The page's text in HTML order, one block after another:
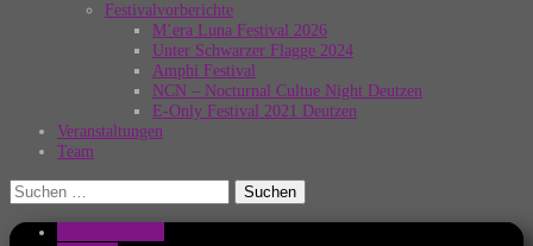
Festivalvorberichte
M’era Luna Festival 2026
Unter Schwarzer Flagge 2024
Amphi Festival
NCN – Nocturnal Cultue Night Deutzen
E-Only Festival 2021 Deutzen
Veranstaltungen
Team
Suchen
nach: